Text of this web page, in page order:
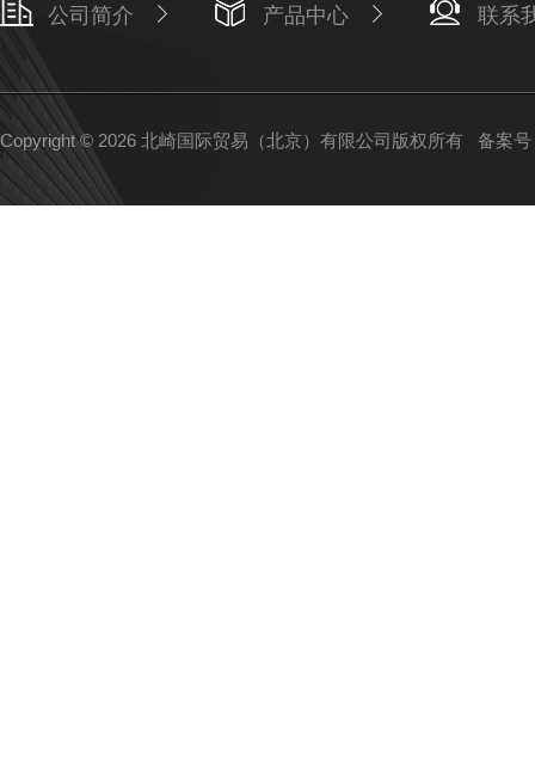
公司简介 产品中心 联系
Copyright © 2026 北崎国际贸易（北京）有限公司版权所有 备案号